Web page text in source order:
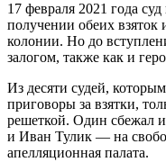
17 февраля 2021 года
получении обеих
колонии. Но до
залогом, также как и
Из десяти судей,
приговоры за взятки,
решеткой. Один сбежал и
и Иван Тулик — на
апелляционная палата.